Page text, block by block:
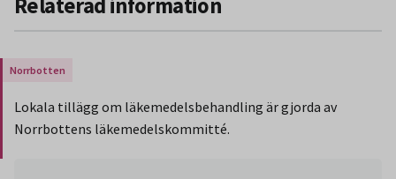
Gäller endast för Region Norrbotten.
Lokala tillägg om läkemedelsbehandling är gjorda av
Norrbottens läkemedelskommitté.